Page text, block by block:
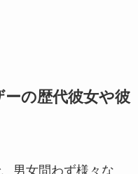
ーの歴代彼女や彼
男女問わず様々な